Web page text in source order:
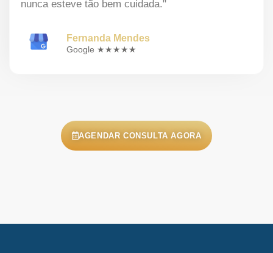
nunca esteve tão bem cuidada."
Fernanda Mendes
Google ★★★★★
AGENDAR CONSULTA AGORA